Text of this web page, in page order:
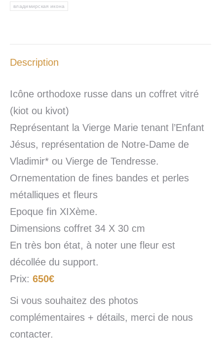
владимирская икона
Description
Icône orthodoxe russe dans un coffret vitré
(kiot ou kivot)
Représentant la Vierge Marie tenant l’Enfant
Jésus, représentation de Notre-Dame de
Vladimir* ou Vierge de Tendresse.
Ornementation de fines bandes et perles
métalliques et fleurs
Epoque fin XIXème.
Dimensions coffret 34 X 30 cm
En très bon état, à noter une fleur est
décollée du support.
Prix: 650€
Si vous souhaitez des photos
complémentaires + détails, merci de nous
contacter.